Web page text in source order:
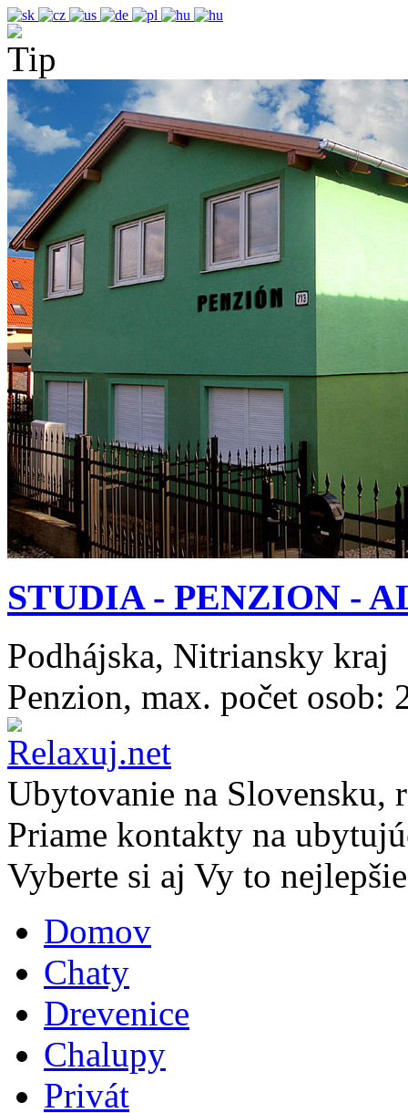
STUDIA - PENZION -
Podhájska, Nitriansky kraj
Penzion, max. počet osob:
Ubytovanie na Slovensku,
Priame kontakty na
Vyberte si aj Vy to
Domov
Chaty
Drevenice
Chalupy
Privát